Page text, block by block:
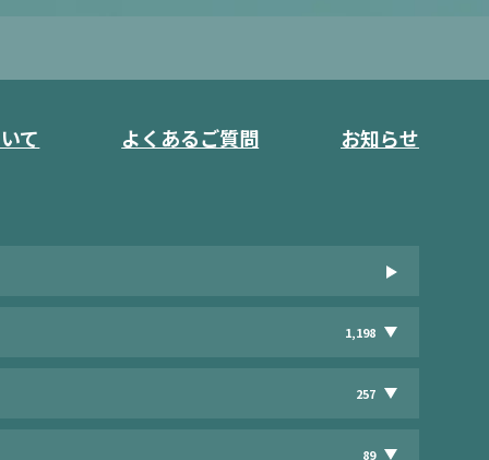
て よくあるご質問 お知らせ
1,198
257
89